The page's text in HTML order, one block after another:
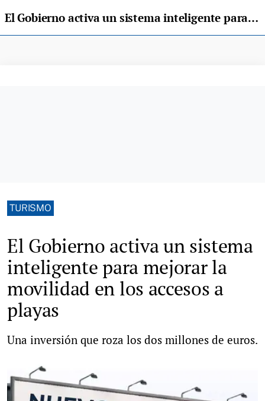
El Gobierno activa un sistema inteligente para mejorar la movilidad en los accesos a playas
TURISMO
El Gobierno activa un sistema
inteligente para mejorar la
movilidad en los accesos a
playas
Una inversión que roza los dos millones de euros.